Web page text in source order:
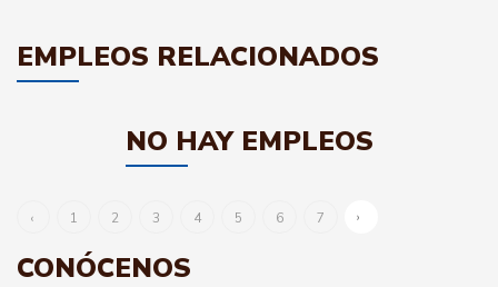
EMPLEOS RELACIONADOS
NO HAY EMPLEOS
‹ 1 2 3 4 5 6 7 ›
CONÓCENOS